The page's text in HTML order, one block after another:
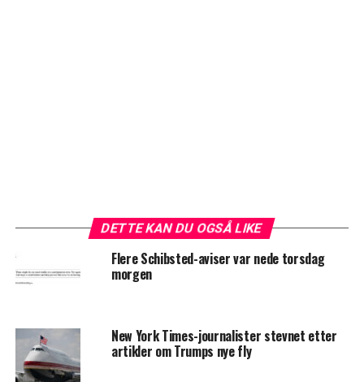
DETTE KAN DU OGSÅ LIKE
Flere Schibsted-aviser var nede torsdag
morgen
New York Times-journalister stevnet etter
artikler om Trumps nye fly